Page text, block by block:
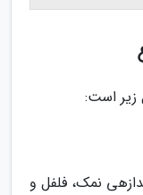
زیر است:
نمک، فلفل و